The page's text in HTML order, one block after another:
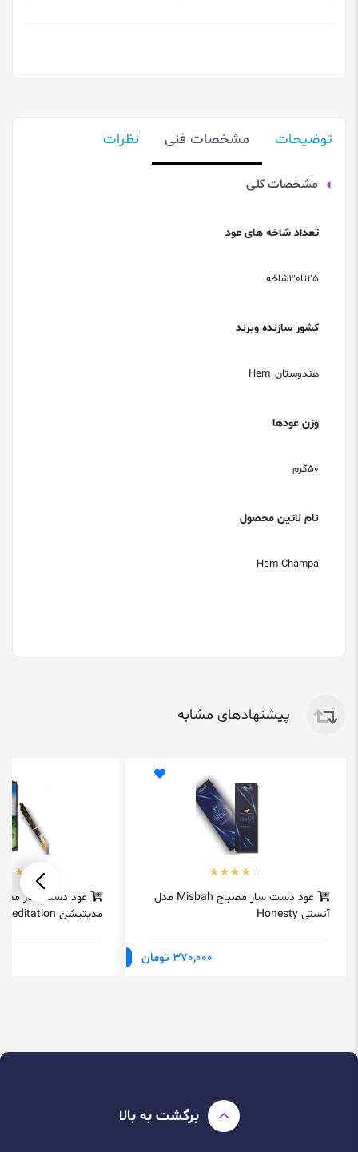
توضیحات مشخصات فنی نظرات
مشخصات کلی
تعداد شاخه های عود
25تا30شاخه
کشور سازنده وبرند
هندوستان_Hem
وزن عودها
50گرم
نام لاتین محصول
Hem Champa
پیشنهادهای مشابه
عود دست ساز مصباح Misbah مدل
آنستی Honesty
370,000 تومان
مدیتیشن Meditation
برگشت به بالا